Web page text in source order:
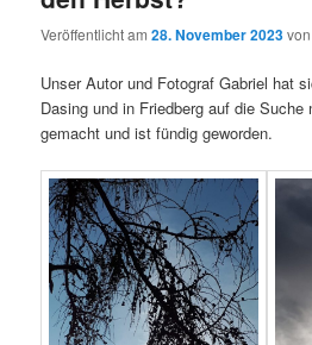
Veröffentlicht am28. November 2023
Unser Autor und Fotograf Gabriel hat
Dasing und in Friedberg auf die
gemacht und ist fündig geworden.